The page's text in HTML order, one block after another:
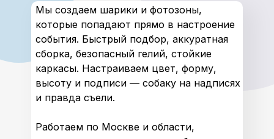
Мы создаем шарики и фотозоны,
которые попадают прямо в настроение
события. Быстрый подбор, аккуратная
сборка, безопасный гелий, стойкие
каркасы. Настраиваем цвет, форму,
высоту и подписи — собаку на надписях
и правда съели.
Работаем по Москве и области,